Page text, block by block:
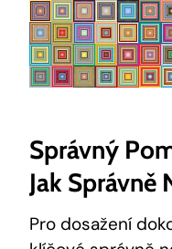
Správný
Jak Správně
Pro dosažení